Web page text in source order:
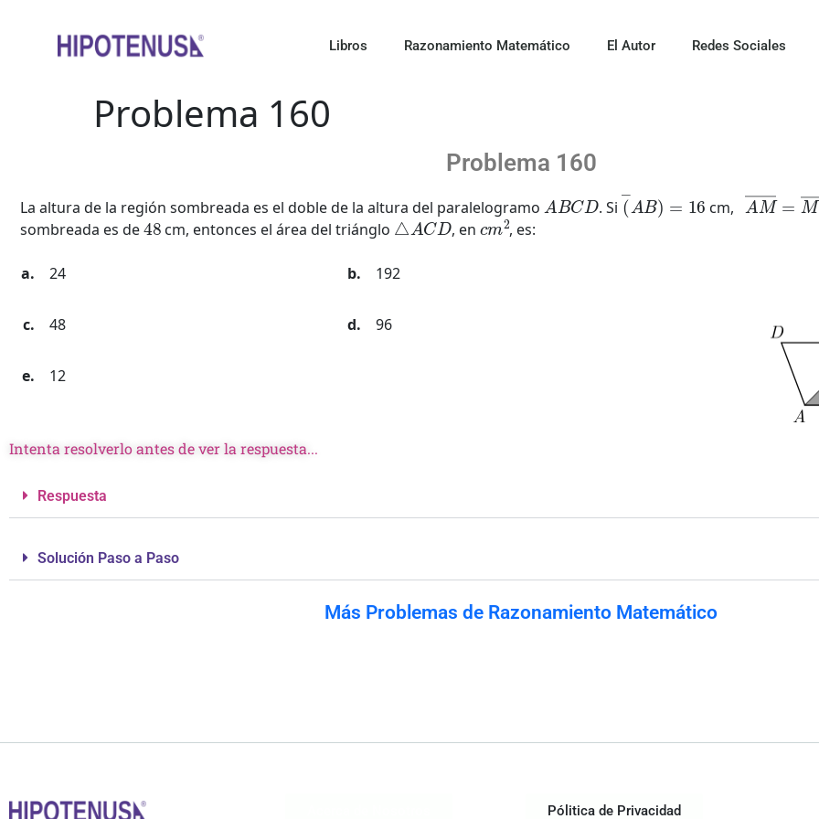
Libros Razonamiento Matemático El Autor Redes Sociales
Problema 160
Problema 160
La altura de la región sombreada es el doble de la altura del paralelogramo
A BCD
. Si
(―AB
cm,
AM― M
sombreada es de
48
cm, entonces el área del triánglo
△ACD
, en
cm2
, es:
24 192
48 96
12
Intenta resolverlo antes de ver la respuesta...
Respuesta
Solución Paso a Paso
Más Problemas de Razonamiento Matemático
Pólitica de Privacidad